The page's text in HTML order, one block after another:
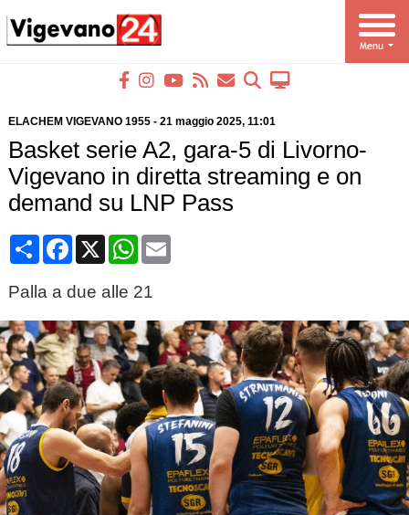
ELACHEM VIGEVANO 1955- 21 maggio 2025, 11:01
Basket serie A2, gara-5 di Livorno-
Vigevano in diretta streaming e on
demand su LNP Pass
CondividiFacebook
X WhatsApp
Email
Palla a due alle 21